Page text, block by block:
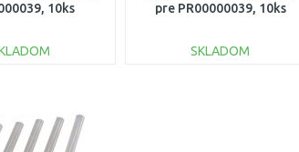
10ks
Porovnať
pre PR00000039, 10ks
SKLADOM